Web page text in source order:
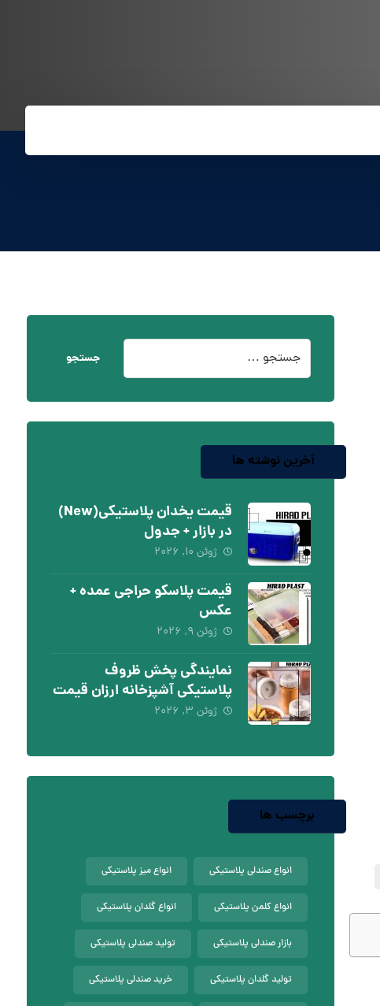
جستجو
آخرین نوشته ها
قیمت یخدان پلاستیکی(New)
در بازار + جدول
ژوئن ۱۰, ۲۰۲۶
قیمت پلاسکو حراجی عمده +
عکس
ژوئن ۹, ۲۰۲۶
نمایندگی پخش ظروف
پلاستیکی آشپزخانه ارزان قیمت
ژوئن ۳, ۲۰۲۶
برچسب ها
انواع صندلی پلاستیکی انواع میز پلاستیکی
انواع کلمن پلاستیکی انواع گلدان پلاستیکی
بازار صندلی پلاستیکی تولید صندلی پلاستیکی
تولید گلدان پلاستیکی خرید صندلی پلاستیکی